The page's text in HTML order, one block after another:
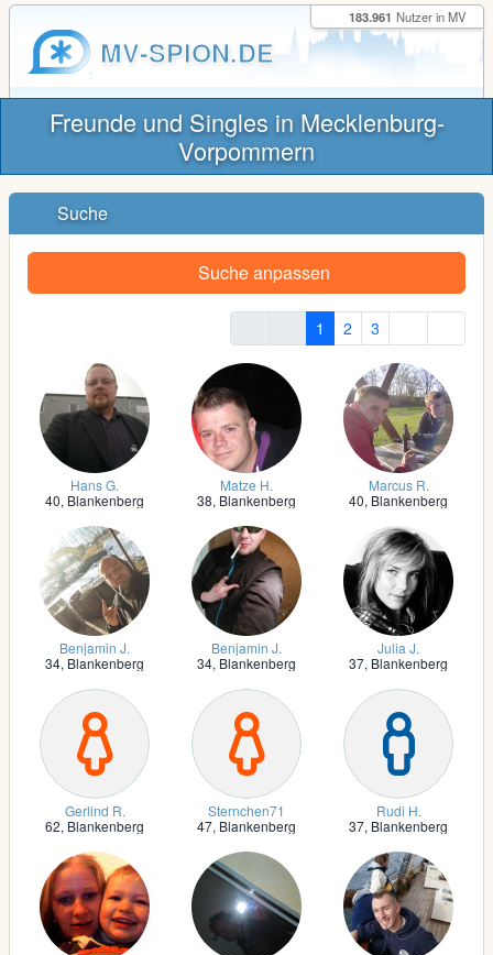
MV-SPION.DE
183.961 Nutzer in MV
Freunde und Singles in Mecklenburg-
Vorpommern
Suche
Suche anpassen
1 2 3
Hans G.
40, Blankenberg
Matze H.
38, Blankenberg
Marcus R.
40, Blankenberg
Benjamin J.
34, Blankenberg
Benjamin J.
34, Blankenberg
Julia J.
37, Blankenberg
Gerlind R.
62, Blankenberg
Sternchen71
47, Blankenberg
Rudi H.
37, Blankenberg